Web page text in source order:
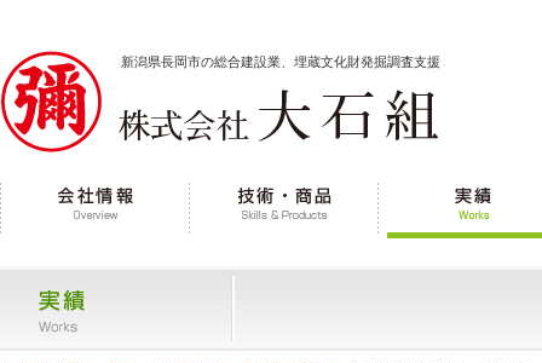
新潟県長岡市の総合建設業、埋蔵文化財発掘調査支援